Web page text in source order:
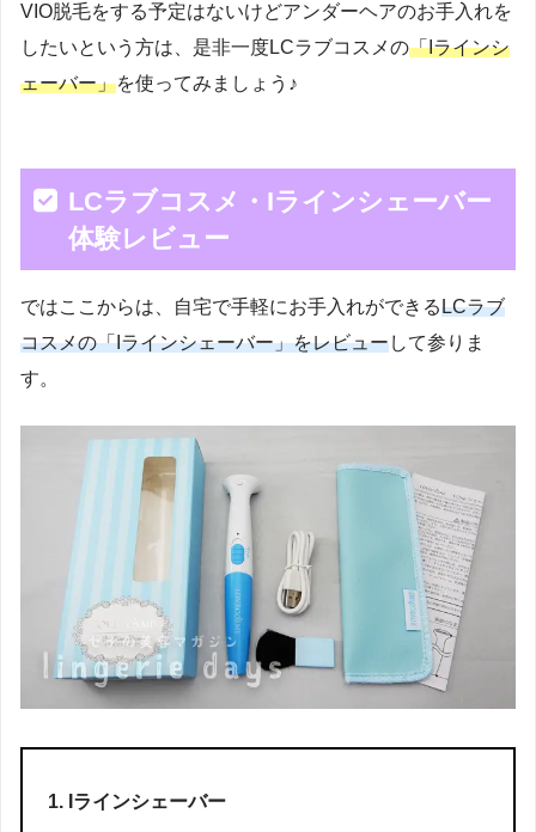
VIO脱毛をする予定はないけどアンダーヘアのお手入れを
したいという方は、是非一度LCラブコスメの「Iラインシ
ェーバー」を使ってみましょう♪
LCラブコスメ・Iラインシェーバー
体験レビュー
ではここからは、自宅で手軽にお手入れができるLCラブ
コスメの「Iラインシェーバー」をレビューして参りま
す。
Iラインシェーバー